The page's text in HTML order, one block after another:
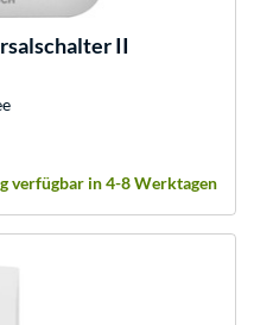
II
verfügbar in 4-8 Werktagen